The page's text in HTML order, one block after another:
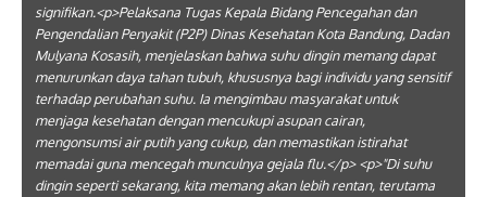
signifikan.<p>Pelaksana Tugas Kepala Bidang Pencegahan dan
Pengendalian Penyakit (P2P) Dinas Kesehatan Kota Bandung, Dadan
Mulyana Kosasih, menjelaskan bahwa suhu dingin memang dapat
menurunkan daya tahan tubuh, khususnya bagi individu yang sensitif
terhadap perubahan suhu. Ia mengimbau masyarakat untuk
menjaga kesehatan dengan mencukupi asupan cairan,
mengonsumsi air putih yang cukup, dan memastikan istirahat
memadai guna mencegah munculnya gejala flu.</p> <p>"Di suhu
dingin seperti sekarang, kita memang akan lebih rentan, terutama